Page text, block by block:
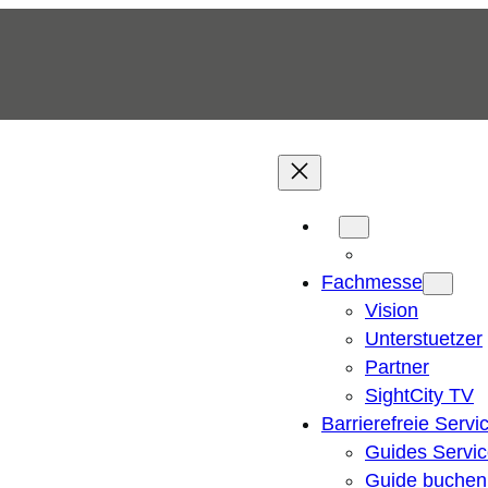
Fachmesse
Vision
Unterstuetzer
Partner
SightCity TV
Barrierefreie
Guides
Guide buchen